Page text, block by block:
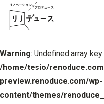
Warning: Undefined array key
/home/tesio/
preview.renoduce.com/wp-
content/themes/